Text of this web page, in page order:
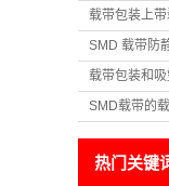
载带包装上
SMD 载带防
载带包装和
SMD载带的
热门关键